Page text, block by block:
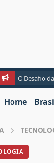
O Desafio
Home